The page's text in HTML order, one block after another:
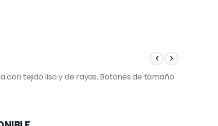
con tejido liso y de rayas. Botones de tamaño